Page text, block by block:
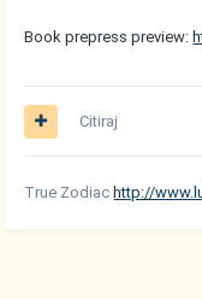
Book prepress preview:
Citiraj
True Zodiac http://